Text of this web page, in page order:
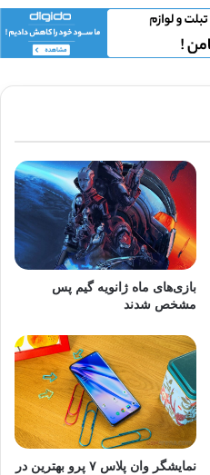
بازی‌های ماه ژانویه گیم پس
مشخص شدند
نمایشگر وان پلاس ۷ پرو بهترین در